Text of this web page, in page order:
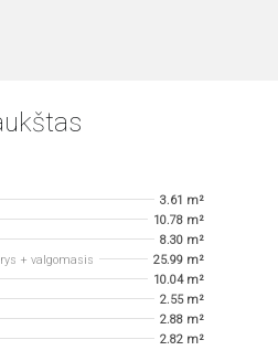
3.61 m²
10.78 m²
8.30 m²
+ valgomasis
25.99 m²
10.04 m²
2.55 m²
2.88 m²
2.82 m²